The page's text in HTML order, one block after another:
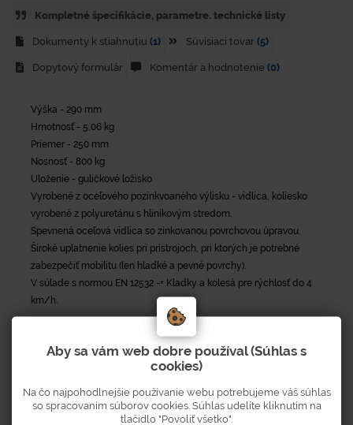
Kompletné špecifikácie, parametre. technické listy
Dokumenty k stiahnutiu (1) Súvisiaci tovar (5)
Dopytový formulár Komentár a hodnotenie (0)
Výška - 290 mm
Hmotnosť - 5,06 kg
Priemer - 250 mm
Nosnosť - 800 kg
Uloženie - guličkové ložisko
Vyrobené z oceľového pozinkvoaného výlisku - vidlica, koliesko
vyrobené z polyuretánu s hliníkovým stredom.
Spevnená oceľová vidlica so zinkovanou povrchovou úpravou.
Široké uplatnenie kolies pri prístrojoch, pri ktorých je potrebné
zabezpečiť mobilitu (len hladké a pevné povrchy).
V súlade s normou EN 12532 -+ Kladky a kolesá pre rýchlosť do 4
km/h.
Výška 290mm
Aby sa vám web dobre používal (Súhlas s
cookies)
Na čo najpohodlnejšie používanie webu potrebujeme váš súhlas
so spracovaním súborov cookies. Súhlas udelíte kliknutím na
tlačidlo "Povoliť všetko".